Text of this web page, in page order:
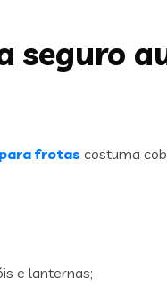
seguro
frotas costuma
e lanternas;